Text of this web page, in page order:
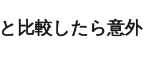
比較したら意外